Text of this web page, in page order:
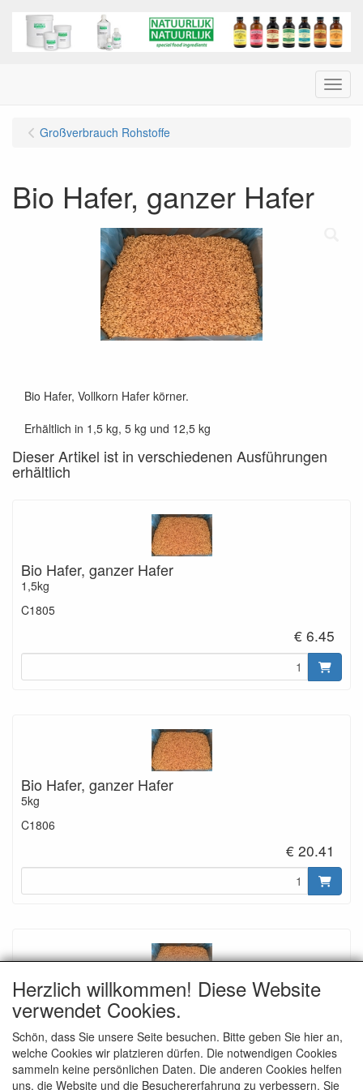
Menu
Großverbrauch Rohstoffe
Bio Hafer, ganzer Hafer
Bio Hafer, Vollkorn Hafer körner.
Erhältlich in 1,5 kg, 5 kg und 12,5 kg
Dieser Artikel ist in verschiedenen Ausführungen
erhältlich
Bio Hafer, ganzer Hafer
1,5kg
C1805
€ 6.45
Bio Hafer, ganzer Hafer
5kg
C1806
€ 20.41
Bio Hafer, ganzer Hafer
12,5kg
C1807
€ 48.48
Herzlich willkommen! Diese Website
verwendet Cookies.
Schön, dass Sie unsere Seite besuchen. Bitte geben Sie hier an,
welche Cookies wir platzieren dürfen. Die notwendigen Cookies
sammeln keine persönlichen Daten. Die anderen Cookies helfen
uns, die Website und die Besuchererfahrung zu verbessern. Sie